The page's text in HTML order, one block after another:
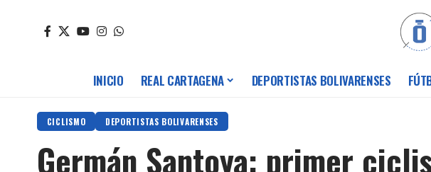
INICIO REAL CARTAGENA DEPORTISTAS BOLIVARENSES
CICLISMO DEPORTISTAS BOLIVARENSES
Germán Santoya: primer